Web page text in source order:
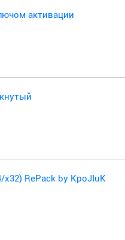
активации
x32) RePack by KpoJIuK